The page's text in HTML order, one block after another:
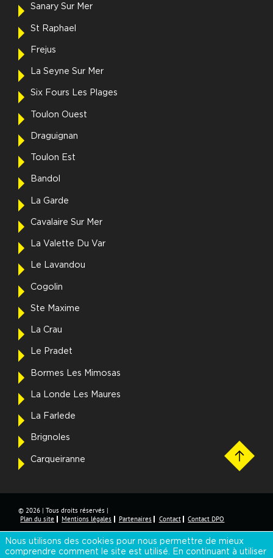
Sanary Sur Mer
St Raphael
Frejus
La Seyne Sur Mer
Six Fours Les Plages
Toulon Ouest
Draguignan
Toulon Est
Bandol
La Garde
Cavalaire Sur Mer
La Valette Du Var
Le Lavandou
Cogolin
Ste Maxime
La Crau
Le Pradet
Bormes Les Mimosas
La Londe Les Maures
La Farlede
Brignoles
Carqueiranne
© 2026 | Tous droits réservés |
Plan du site
Mentions légales Partenaires Contact Contact DPO
Réalisé par
Nous utilisons des cookies pour nous permettre de mieux
comprendre comment le site est utilisé. En continuant à utiliser